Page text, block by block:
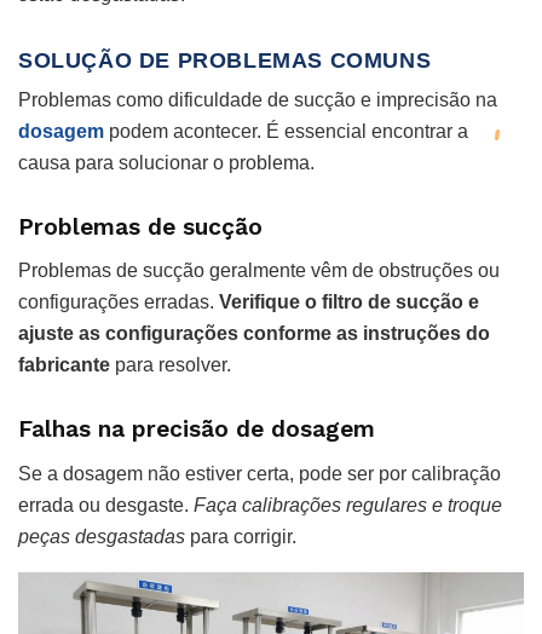
SOLUÇÃO DE PROBLEMAS COMUNS
Problemas como dificuldade de sucção e imprecisão na
dosagem podem acontecer. É essencial encontrar a
causa para solucionar o problema.
Problemas de sucção
Problemas de sucção geralmente vêm de obstruções ou
configurações erradas. Verifique o filtro de sucção e
ajuste as configurações conforme as instruções do
fabricante para resolver.
Falhas na precisão de dosagem
Se a dosagem não estiver certa, pode ser por calibração
errada ou desgaste. Faça calibrações regulares e troque
peças desgastadas para corrigir.